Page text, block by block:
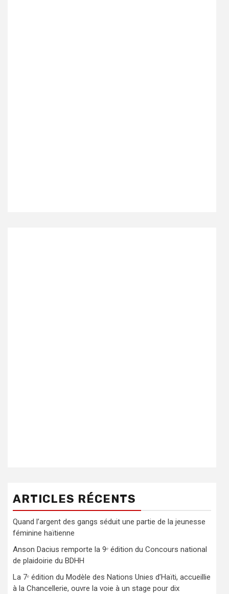
ARTICLES RÉCENTS
Quand l’argent des gangs séduit une partie de la jeunesse
féminine haïtienne
Anson Dacius remporte la 9ᵉ édition du Concours national
de plaidoirie du BDHH
La 7ᵉ édition du Modèle des Nations Unies d’Haïti, accueillie
à la Chancellerie, ouvre la voie à un stage pour dix